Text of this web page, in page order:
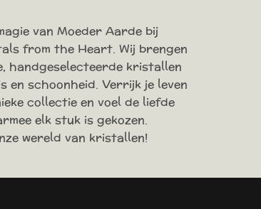
van Moeder Aarde bij
from the Heart. Wij brengen
handgeselecteerde kristallen
en schoonheid. Verrijk je leven
collectie en voel de liefde
elk stuk is gekozen.
wereld van kristallen!